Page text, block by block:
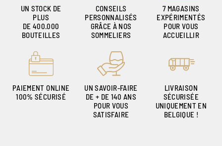
UN STOCK DE
PLUS
DE 400.000
BOUTEILLES
CONSEILS
PERSONNALISÉS
GRÂCE À NOS
SOMMELIERS
7 MAGASINS
EXPÉRIMENTÉS
POUR VOUS
ACCUEILLIR
PAIEMENT ONLINE
100% SÉCURISÉ
UN SAVOIR-FAIRE
DE + DE 140 ANS
POUR VOUS
SATISFAIRE
LIVRAISON
SÉCURISÉE
UNIQUEMENT EN
BELGIQUE !